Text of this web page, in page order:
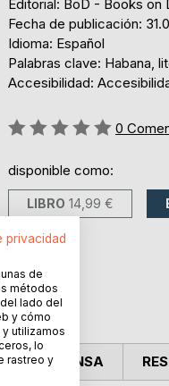
Editorial: BoD - Books on
Fecha de publicación:
Idioma: Español
Palabras clave: Habana,
Accesibilidad:
Rating:
0
disponible como:
LIBRO 14,99 €
EN LA PRENSA
privacidad
de
métodos
lado del
y cómo
utilizamos
lo
rastreo y